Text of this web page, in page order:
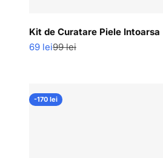
Kit de Curatare Piele Intoarsa
Pret redus
69 leiPret normal
99 lei
-170 lei